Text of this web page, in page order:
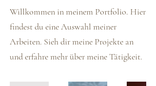
Willkommen in meinem Portfolio. Hier
findest du eine Auswahl meiner
Arbeiten. Sieh dir meine Projekte an
und erfahre mehr über meine Tätigkeit.